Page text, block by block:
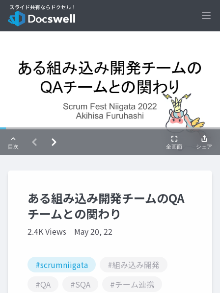
ある組み込み開発チームのQA
チームとの関わり
2.4K Views May 20, 22
#scrumniigata
#組み込み開発
#QA
#SQA
#チーム連携